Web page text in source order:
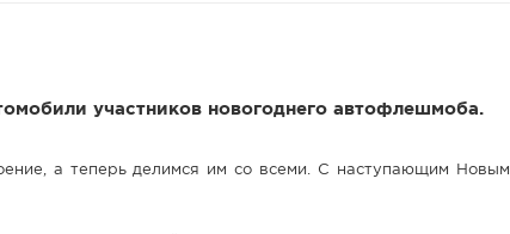
участников новогоднего автофлешмоба.
а теперь делимся им со всеми. С наступающим Новым